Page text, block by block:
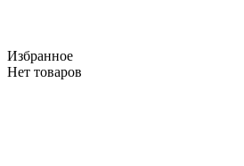
Избранное
Нет товаров